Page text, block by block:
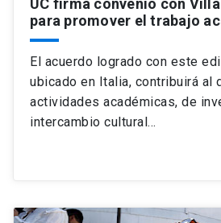
UC firma convenio con
para promover el trabajo
El acuerdo logrado con este
ubicado en Italia, contribuirá al
actividades académicas, de
intercambio cultural…